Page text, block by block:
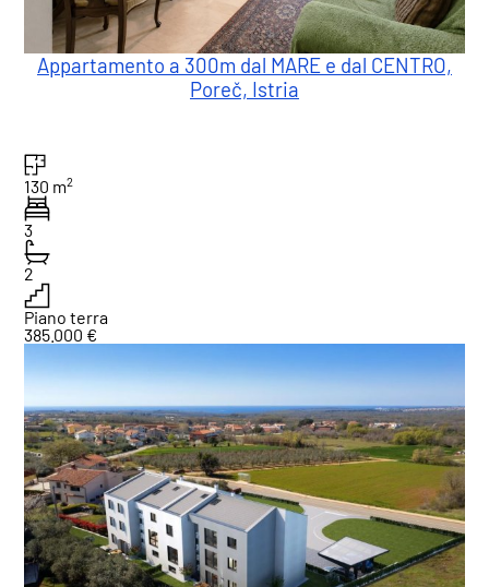
Appartamento a 300m dal MARE e dal CENTRO,
Poreč, Istria
130 m2
3
2
Piano terra
385.000 €